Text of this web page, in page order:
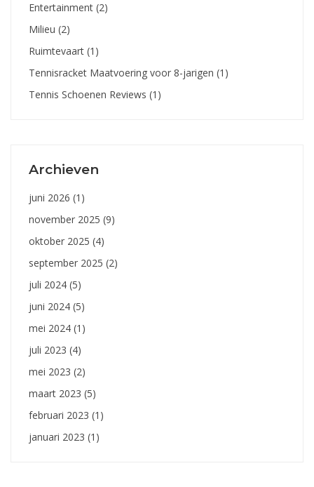
Entertainment (2)
Milieu (2)
Ruimtevaart (1)
Tennisracket Maatvoering voor 8-jarigen (1)
Tennis Schoenen Reviews (1)
Archieven
juni 2026 (1)
november 2025 (9)
oktober 2025 (4)
september 2025 (2)
juli 2024 (5)
juni 2024 (5)
mei 2024 (1)
juli 2023 (4)
mei 2023 (2)
maart 2023 (5)
februari 2023 (1)
januari 2023 (1)